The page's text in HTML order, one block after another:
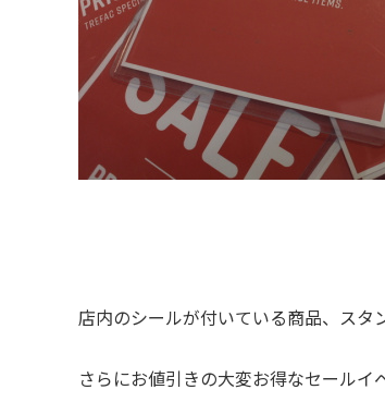
店内のシールが付いている商品、スタ
さらにお値引きの大変お得なセールイ